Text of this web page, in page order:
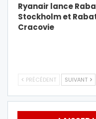
Ryanair lance
Stockholm et
Cracovie
PRÉCÉDENT SUIVANT